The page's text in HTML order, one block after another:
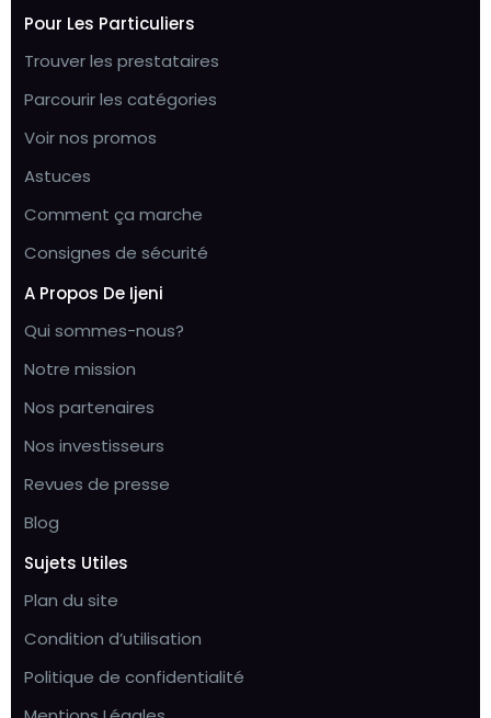
Pour Les Particuliers
Trouver les prestataires
Parcourir les catégories
Voir nos promos
Astuces
Comment ça marche
Consignes de sécurité
A Propos De Ijeni
Qui sommes-nous?
Notre mission
Nos partenaires
Nos investisseurs
Revues de presse
Blog
Sujets Utiles
Plan du site
Condition d’utilisation
Politique de confidentialité